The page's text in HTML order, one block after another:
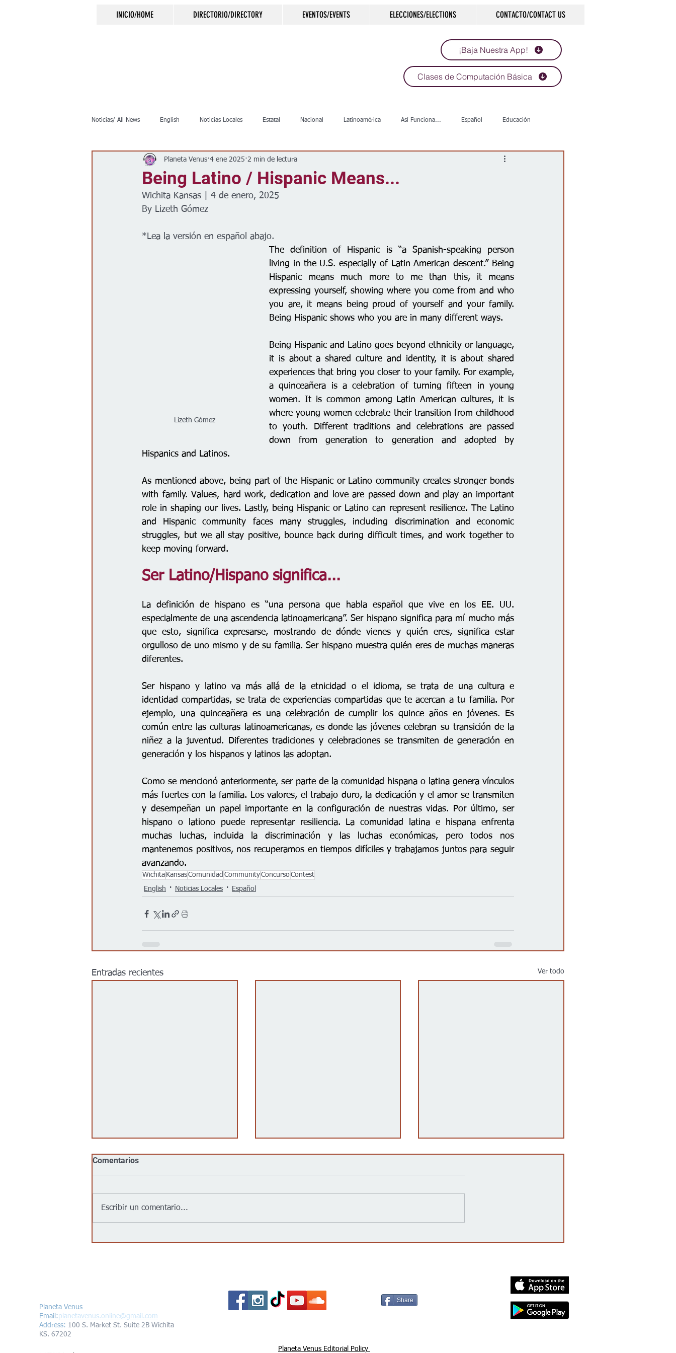
INICIO/HOME DIRECTORIO/DIRECTORY EVENTOS/EVENTS ELECCIONES/ELECTIONS CONTACTO/CONTACT US
¡Baja Nuestra App!
Clases de Computación Básica
Noticias/ All News English Noticias Locales Estatal Nacional Latinoamérica Así Funciona... Español Educación
Inmigración Crimen Negocios Salud Arte & Cultura
Clima Vivienda Escuelas
Espectáculos
Being Latino / Hispanic Means...
Planeta Venus 4 ene 2025 2 min de lectura
Wichita Kansas | 4 de enero, 2025
By Lizeth Gómez
*Lea la versión en español abajo.
Lizeth Gómez
The definition of Hispanic is “a Spanish-speaking person
living in the U.S. especially of Latin American descent.” Being
Hispanic means much more to me than this, it means
expressing yourself, showing where you come from and who
you are, it means being proud of yourself and your family.
Being Hispanic shows who you are in many different ways.
Being Hispanic and Latino goes beyond ethnicity or language,
it is about a shared culture and identity, it is about shared
experiences that bring you closer to your family. For example,
a quinceañera is a celebration of turning fifteen in young
women. It is common among Latin American cultures, it is
where young women celebrate their transition from childhood
to youth. Different traditions and celebrations are passed
down from generation to generation and adopted by
Hispanics and Latinos.
As mentioned above, being part of the Hispanic or Latino community creates stronger bonds
with family. Values, hard work, dedication and love are passed down and play an important
role in shaping our lives. Lastly, being Hispanic or Latino can represent resilience. The Latino
and Hispanic community faces many struggles, including discrimination and economic
struggles, but we all stay positive, bounce back during difficult times, and work together to
keep moving forward.
Ser Latino/Hispano significa...
La definición de hispano es “una persona que habla español que vive en los EE. UU.
especialmente de una ascendencia latinoamericana”. Ser hispano significa para mí mucho más
que esto, significa expresarse, mostrando de dónde vienes y quién eres, significa estar
orgulloso de uno mismo y de su familia. Ser hispano muestra quién eres de muchas maneras
diferentes.
Ser hispano y latino va más allá de la etnicidad o el idioma, se trata de una cultura e
identidad compartidas, se trata de experiencias compartidas que te acercan a tu familia. Por
ejemplo, una quinceañera es una celebración de cumplir los quince años en jóvenes. Es
común entre las culturas latinoamericanas, es donde las jóvenes celebran su transición de la
niñez a la juventud. Diferentes tradiciones y celebraciones se transmiten de generación en
generación y los hispanos y latinos las adoptan.
Como se mencionó anteriormente, ser parte de la comunidad hispana o latina genera vínculos
más fuertes con la familia. Los valores, el trabajo duro, la dedicación y el amor se transmiten
y desempeñan un papel importante en la configuración de nuestras vidas. Por último, ser
hispano o lationo puede representar resiliencia. La comunidad latina e hispana enfrenta
muchas luchas, incluida la discriminación y las luchas económicas, pero todos nos
mantenemos positivos, nos recuperamos en tiempos difíciles y trabajamos juntos para seguir
avanzando.
Wichita KansasComunidad CommunityConcursoContest
English
Noticias Locales Español
Entradas recientes Ver todo
Una carta de amor latino
Comentarios
Escribir un comentario...
Planeta Venus
Email:planetavenus.online@gmail.com
Address: 100 S. Market St. Suite 2B Wichita
KS. 67202
Share
Planeta Venus Editorial Policy